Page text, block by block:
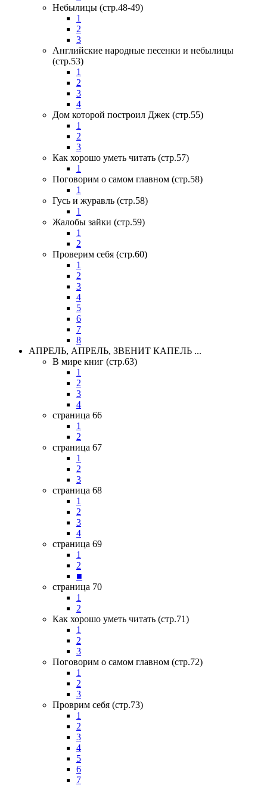
Небылицы (стр.48-49)
1
2
3
Английские народные песенки и небылицы
(стр.53)
1
2
3
4
Дом которой построил Джек (стр.55)
1
2
3
Как хорошо уметь читать (стр.57)
1
Поговорим о самом главном (стр.58)
1
Гусь и журавль (стр.58)
1
Жалобы зайки (стр.59)
1
2
Проверим себя (стр.60)
1
2
3
4
5
6
7
8
АПРЕЛЬ, АПРЕЛЬ, ЗВЕНИТ КАПЕЛЬ ...
В мире книг (стр.63)
1
2
3
4
страница 66
1
2
страница 67
1
2
3
страница 68
1
2
3
4
страница 69
1
2
■
страница 70
1
2
Как хорошо уметь читать (стр.71)
1
2
3
Поговорим о самом главном (стр.72)
1
2
3
Проврим себя (стр.73)
1
2
3
4
5
6
7